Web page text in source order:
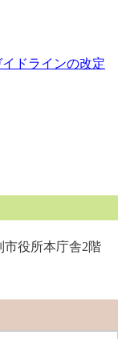
ドラインの改定
市役所本庁舎2階